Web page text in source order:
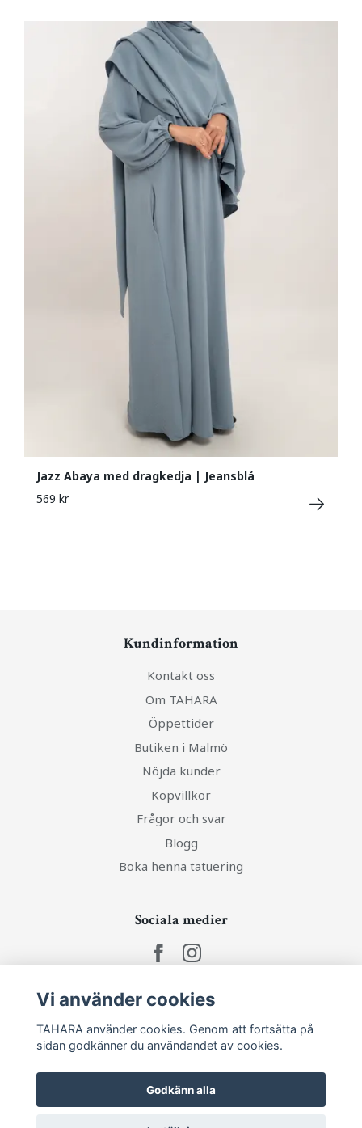
Jazz Abaya med dragkedja | Jeansblå
569 kr
Kundinformation
Kontakt oss
Om TAHARA
Öppettider
Butiken i Malmö
Nöjda kunder
Köpvillkor
Frågor och svar
Blogg
Boka henna tatuering
Sociala medier
Vi använder cookies
TAHARA använder cookies. Genom att fortsätta på
sidan godkänner du användandet av cookies.
Godkänn alla